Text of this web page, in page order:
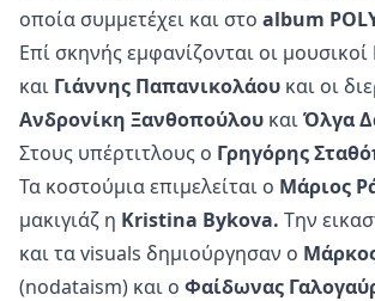
οποία συμμετέχει και στο album
Επί σκηνής εμφανίζονται οι μουσικοί
και Γιάννης Παπανικολάου και οι
Ανδρονίκη Ξανθοπούλου καιΌλγα
Στους υπέρτιτλους ο Γρηγόρης
Τα κοστούμια επιμελείται ο Μάριος
μακιγιάζ η Kristina Bykova. Tην
και τα visuals δημιούργησαν ο
(nodataism) και ο Φαίδωνας